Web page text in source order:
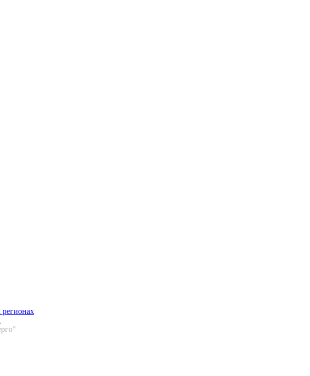
регионах